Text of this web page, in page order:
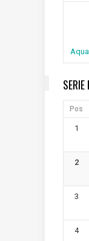
Pos
1
2
3
4